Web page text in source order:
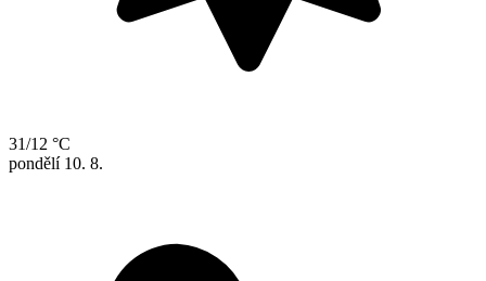
31/12 °C
pondělí 10. 8.